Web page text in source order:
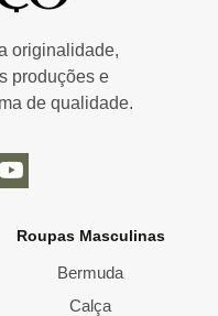
originalidade,
produções e
de qualidade.
Roupas Masculinas
Bermuda
Calça